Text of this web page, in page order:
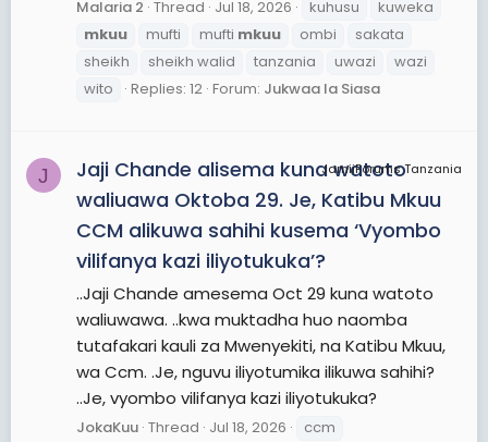
Malaria 2 Thread Jul 18, 2026 kuhusu
kuweka
mkuu
mufti mufti mkuu ombi
sakata
sheikh
sheikh walid tanzania uwazi
wazi
wito
Replies: 12 Forum: Jukwaa la Siasa
J JamiiForums Tanzania
Jaji Chande alisema kuna watoto
waliuawa Oktoba 29. Je, Katibu Mkuu
CCM alikuwa sahihi kusema ‘Vyombo
vilifanya kazi iliyotukuka’?
..Jaji Chande amesema Oct 29 kuna watoto
waliuwawa. ..kwa muktadha huo naomba
tutafakari kauli za Mwenyekiti, na Katibu Mkuu,
wa Ccm. .Je, nguvu iliyotumika ilikuwa sahihi?
..Je, vyombo vilifanya kazi iliyotukuka?
JokaKuu Thread Jul 18, 2026
ccm